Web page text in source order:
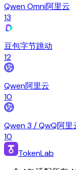
Qwen Omni阿里云
13
豆包字节跳动
12
Qwen阿里云
10
Qwen 3 / QwQ阿里
10
TokenLab